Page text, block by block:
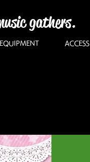
gathers.
EQUIPMENT ACCESS